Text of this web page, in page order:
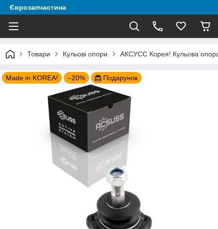
Єврозапчастина
Товари Кульові опори AКСУСС Корея! Кульова
Made in KOREA! –20% Подарунок